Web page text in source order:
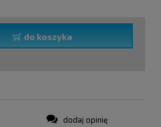
do koszyka
dodaj opinię